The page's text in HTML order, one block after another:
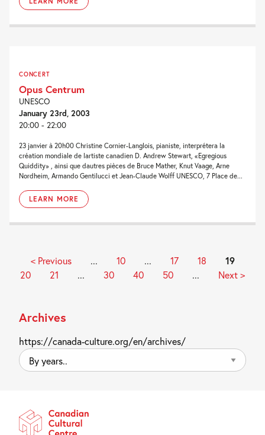
CONCERT
Opus Centrum
UNESCO
January 23rd, 2003
20:00 - 22:00
23 janvier à 20h00 Christine Cornier-Langlois, pianiste, interprétera la
création mondiale de lartiste canadien D. Andrew Stewart, «Egregious
Quiddity» , ainsi que dautres pièces de Bruce Mather, Knut Vaage, Arne
Nordheim, Armando Gentilucci et Jean-Claude Wolff UNESCO, 7 Place de...
LEARN MORE
< Previous ... 10 ... 17 18
19
20
21 ... 30 40 50 ... Next >
Archives
https://canada-culture.org/en/archives/
By
years..